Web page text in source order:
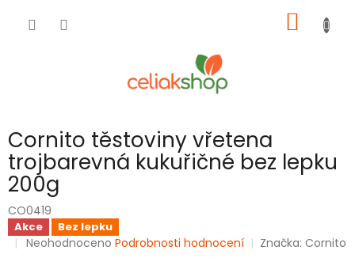
KOŠÍK
Cornito těstoviny vřetena
trojbarevná kukuřičné bez lepku
200g
CO0419
Akce Bez lepku
Průměrné
Neohodnoceno Podrobnosti hodnocení Značka: Cornito